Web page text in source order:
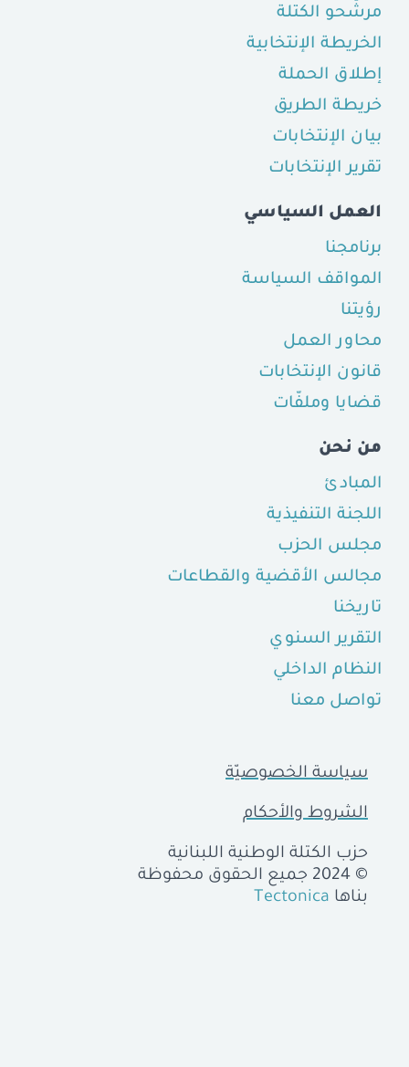
مرشّحو الكتلة
الخريطة الإنتخابية
إطلاق الحملة
خريطة الطريق
بيان الإنتخابات
تقرير الإنتخابات
العمل السياسي
برنامجنا
المواقف السياسة
رؤيتنا
محاور العمل
قانون الإنتخابات
قضايا وملفّات
من نحن
المبادئ
اللجنة التنفيذية
مجلس الحزب
مجالس الأقضية والقطاعات
تاريخنا
التقرير السنوي
النظام الداخلي
تواصل معنا
سياسة الخصوصيّة
الشروط والأحكام
حزب الكتلة الوطنية اللبنانية
© 2024 جميع الحقوق محفوظة
بناها Tectonica